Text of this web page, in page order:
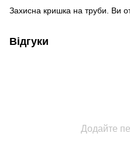
Захисна кришка на труби. Ви
Відгуки
Додайте